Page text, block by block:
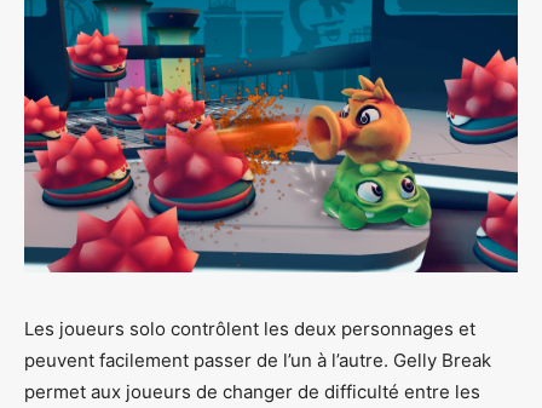
Les joueurs solo contrôlent les deux personnages et
peuvent facilement passer de l’un à l’autre. Gelly Break
permet aux joueurs de changer de difficulté entre les